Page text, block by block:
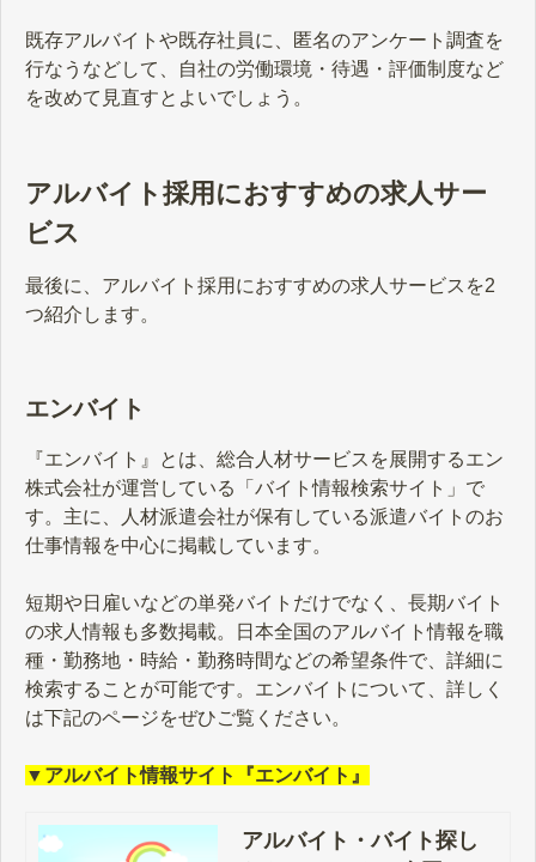
既存アルバイトや既存社員に、匿名のアンケート調査を
行なうなどして、自社の労働環境・待遇・評価制度など
を改めて見直すとよいでしょう。
アルバイト採用におすすめの求人サー
ビス
最後に、アルバイト採用におすすめの求人サービスを2
つ紹介します。
エンバイト
『エンバイト』とは、総合人材サービスを展開するエン
株式会社が運営している「バイト情報検索サイト」で
す。主に、人材派遣会社が保有している派遣バイトのお
仕事情報を中心に掲載しています。
短期や日雇いなどの単発バイトだけでなく、長期バイト
の求人情報も多数掲載。日本全国のアルバイト情報を職
種・勤務地・時給・勤務時間などの希望条件で、詳細に
検索することが可能です。エンバイトについて、詳しく
は下記のページをぜひご覧ください。
▼アルバイト情報サイト『エンバイト』
アルバイト・バイト探し